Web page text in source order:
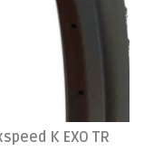
K EXO TR